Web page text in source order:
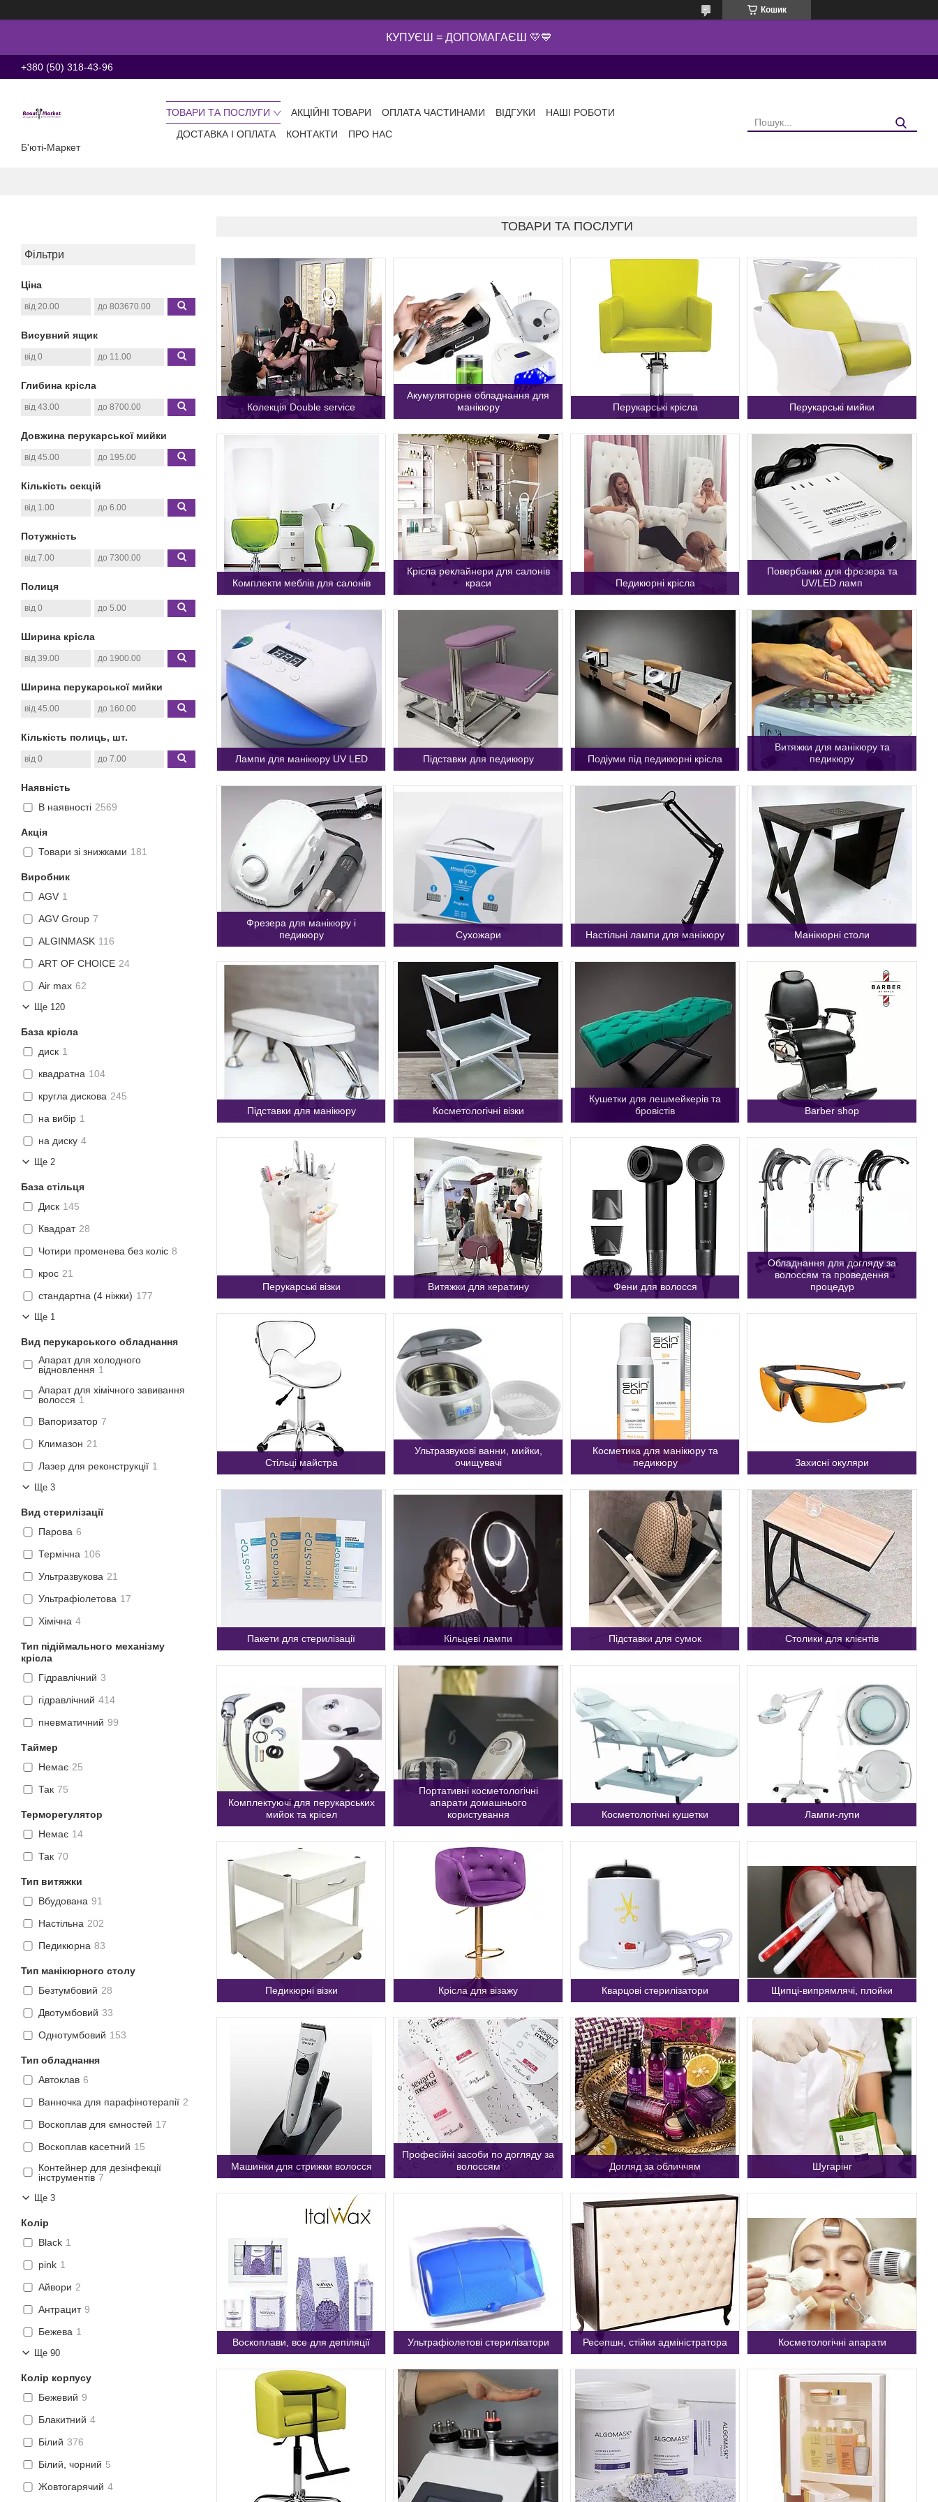
Кошик
КУПУЄШ = ДОПОМАГАЄШ 💛💙
+380 (50) 318-43-96
Б'юті-Маркет
ТОВАРИ ТА ПОСЛУГИ АКЦІЙНІ ТОВАРИ ОПЛАТА ЧАСТИНАМИ ВІДГУКИ
НАШІ РОБОТИ
ДОСТАВКА І ОПЛАТА
КОНТАКТИ ПРО НАС
Фільтри
Ціна
Висувний ящик
Глибина крісла
Довжина перукарської мийки
Кількість секцій
Потужність
Полиця
Ширина крісла
Ширина перукарської мийки
Кількість полиць, шт.
Наявність
В наявності 2569
Акція
Товари зі знижками 181
Виробник
AGV 1
AGV Group 7
ALGINMASK 116
ART OF CHOICE 24
Air max 62
Ще 120
База крісла
диск 1
квадратна 104
кругла дискова 245
на вибір 1
на диску 4
Ще 2
База стільця
Диск 145
Квадрат 28
Чотири променева без коліс 8
крос 21
стандартна (4 ніжки) 177
Ще 1
Вид перукарського обладнання
Апарат для холодного
відновлення 1
Апарат для хімічного завивання
волосся 1
Вапоризатор 7
Климазон 21
Лазер для реконструкції 1
Ще 3
Вид стерилізації
Парова 6
Термічна 106
Ультразвукова 21
Ультрафіолетова 17
Хімічна 4
Тип підіймального механізму
крісла
Гідравлічний 3
гідравлічний 414
пневматичний 99
Таймер
Немає 25
Так 75
Терморегулятор
Немає 14
Так 70
Тип витяжки
Вбудована 91
Настільна 202
Педикюрна 83
Тип манікюрного столу
Безтумбовий 28
Двотумбовий 33
Однотумбовий 153
Тип обладнання
Автоклав 6
Ванночка для парафінотерапії 2
Воскоплав для ємностей 17
Воскоплав касетний 15
Контейнер для дезінфекції
інструментів 7
Ще 3
Колір
Black 1
pink 1
Айвори 2
Антрацит 9
Бежева 1
Ще 90
Колір корпусу
Бежевий 9
Блакитний 4
Білий 376
Білий, чорний 5
Жовтогарячий 4
ТОВАРИ ТА ПОСЛУГИ
Колекція Double service
Акумуляторне обладнання для
манікюру
Перукарські крісла Перукарські мийки
Комплекти меблів для салонів
Крісла реклайнери для салонів
краси
Педикюрні крісла
Повербанки для фрезера та
UV/LED ламп
Лампи для манікюру UV LED Підставки для педикюру Подіуми під педикюрні крісла
Витяжки для манікюру та
педикюру
Фрезера для манікюру і
педикюру
Сухожари Настільні лампи для манікюру Манікюрні столи
Підставки для манікюру Косметологічні візки
Кушетки для лешмейкерів та
бровістів
Barber shop
Перукарські візки Витяжки для кератину Фени для волосся
Обладнання для догляду за
волоссям та проведення
процедур
Стільці майстра
Ультразвукові ванни, мийки,
очищувачі
Косметика для манікюру та
педикюру
Захисні окуляри
Пакети для стерилізації Кільцеві лампи Підставки для сумок Столики для клієнтів
Комплектуючі для перукарських
мийок та крісел
Портативні косметологічні
апарати домашнього
користування
Косметологічні кушетки Лампи-лупи
Педикюрні візки Крісла для візажу Кварцові стерилізатори Щипці-випрямлячі, плойки
Машинки для стрижки волосся
Професійні засоби по догляду за
волоссям
Догляд за обличчям Шугарінг
Воскоплави, все для депіляції Ультрафіолетові стерилізатори Ресепшн, стійки адміністратора Косметологічні апарати